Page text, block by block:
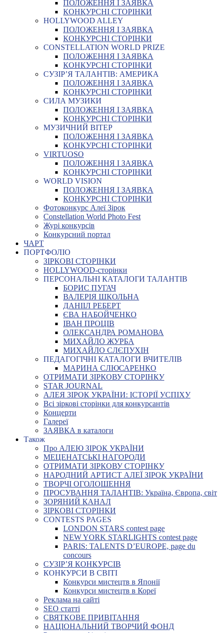
ПОЛОЖЕННЯ І ЗАЯВКА
КОНКУРСНІ СТОРІНКИ
HOLLYWOOD ALLEY
ПОЛОЖЕННЯ І ЗАЯВКА
КОНКУРСНІ СТОРІНКИ
CONSTELLATION WORLD PRIZE
ПОЛОЖЕННЯ І ЗАЯВКА
КОНКУРСНІ СТОРІНКИ
СУЗІР’Я ТАЛАНТІВ: АМЕРИКА
ПОЛОЖЕННЯ І ЗАЯВКА
КОНКУРСНІ СТОРІНКИ
СИЛА МУЗИКИ
ПОЛОЖЕННЯ І ЗАЯВКА
КОНКУРСНІ СТОРІНКИ
МУЗИЧНИЙ ВІТЕР
ПОЛОЖЕННЯ І ЗАЯВКА
КОНКУРСНІ СТОРІНКИ
VIRTUOSO
ПОЛОЖЕННЯ І ЗАЯВКА
КОНКУРСНІ СТОРІНКИ
WORLD VISION
ПОЛОЖЕННЯ І ЗАЯВКА
КОНКУРСНІ СТОРІНКИ
Фотоконкурс Алеї Зірок
Constellation World Photo Fest
Журі конкурсів
Конкурсний портал
ЧАРТ
ПОРТФОЛІО
ЗІРКОВІ СТОРІНКИ
HOLLYWOOD-сторінки
ПЕРСОНАЛЬНІ КАТАЛОГИ ТАЛАНТІВ
БОРИС ПУГАЧ
ВАЛЕРІЯ ШКОЛЬНА
ДАНІІЛ РЕБЕРТ
ЄВА НАБОЙЧЕНКО
ІВАН ПРОЦІВ
ОЛЕКСАНДРА РОМАНОВА
МИХАЙЛО ЖУРБА
МИХАЙЛО СЛЄПУХІН
ПЕДАГОГІЧНІ КАТАЛОГИ ВЧИТЕЛІВ
МАРИНА СЛЮСАРЕНКО
ОТРИМАТИ ЗІРКОВУ СТОРІНКУ
STAR JOURNAL
АЛЕЯ ЗІРОК УКРАЇНИ: ІСТОРІЇ УСПІХУ
Всі зіркові сторінки для конкурсантів
Концерти
Галереї
ЗАЯВКА в каталоги
Також
Про АЛЕЮ ЗІРОК УКРАЇНИ
МЕЦЕНАТСЬКІ НАГОРОДИ
ОТРИМАТИ ЗІРКОВУ СТОРІНКУ
НАРОДНИЙ АРТИСТ АЛЕЇ ЗІРОК УКРАЇНИ
ТВОРЧІ ОГОЛОШЕННЯ
ПРОСУВАННЯ ТАЛАНТІВ: Україна, Європа, світ
ЗОРЯНИЙ КАНАЛ
ЗІРКОВІ СТОРІНКИ
CONTESTS PAGES
LONDON STARS contest page
NEW YORK STARLIGHTS contest page
PARIS: TALENTS D’EUROPE, page du
concours
СУЗІР’Я КОНКУРСІВ
КОНКУРСИ В СВІТІ
Конкурси мистецтв в Японії
Конкурси мистецтв в Кореї
Реклама на сайті
SEO статті
СВЯТКОВЕ ПРИВІТАННЯ
НАЦІОНАЛЬНИЙ ТВОРЧИЙ ФОНД